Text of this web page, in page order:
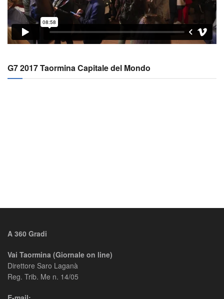
G7 2017 Taormina Capitale del Mondo
A 360 Gradi
Vai Taormina (Giornale on line)
Direttore Saro Laganà
Reg. Trib. Me n. 14/05